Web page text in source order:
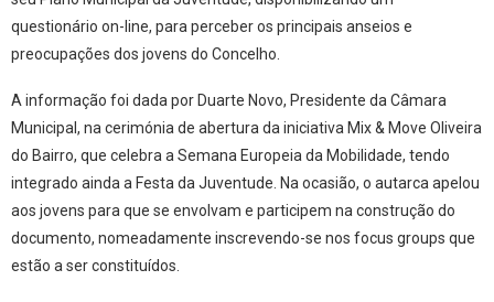
questionário on-line, para perceber os principais anseios e
preocupações dos jovens do Concelho.
A informação foi dada por Duarte Novo, Presidente da Câmara
Municipal, na cerimónia de abertura da iniciativa Mix & Move Oliveira
do Bairro, que celebra a Semana Europeia da Mobilidade, tendo
integrado ainda a Festa da Juventude. Na ocasião, o autarca apelou
aos jovens para que se envolvam e participem na construção do
documento, nomeadamente inscrevendo-se nos focus groups que
estão a ser constituídos.